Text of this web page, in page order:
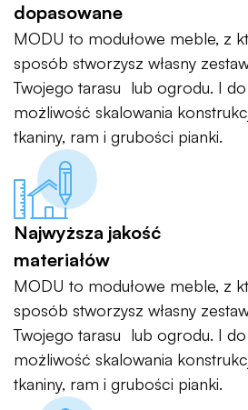
dopasowane
MODU to modułowe meble, z
sposób stworzysz własny
Twojego tarasu lub ogrodu. I do
możliwość skalowania
tkaniny, ram i grubości pianki.
Najwyższa jakość
materiałów
MODU to modułowe meble, z
sposób stworzysz własny
Twojego tarasu lub ogrodu. I do
możliwość skalowania
tkaniny, ram i grubości pianki.